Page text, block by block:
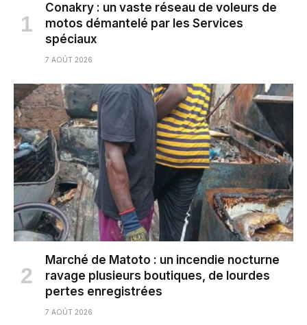
Conakry : un vaste réseau de voleurs de
motos démantelé par les Services
spéciaux
7 AOÛT 2026
Marché de Matoto : un incendie nocturne
ravage plusieurs boutiques, de lourdes
pertes enregistrées
7 AOÛT 2026